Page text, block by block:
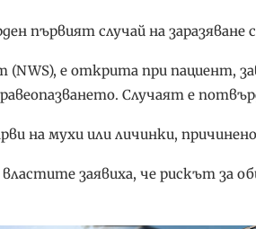
първият случай на заразяване
(NWS), е открита при пациент,
Случаят е
на мухи или личинки,
заявиха, че рискът за